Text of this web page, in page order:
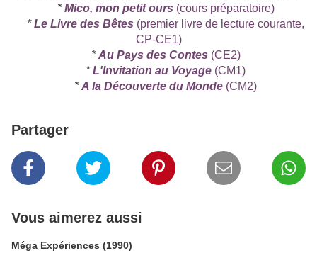
*Mico, mon petit ours (cours préparatoire)
*Le Livre des Bêtes (premier livre de lecture courante,
CP-CE1)
*Au Pays des Contes (CE2)
*L'Invitation au Voyage (CM1)
*A la Découverte du Monde (CM2)
Partager
Vous aimerez aussi
Méga Expériences (1990)